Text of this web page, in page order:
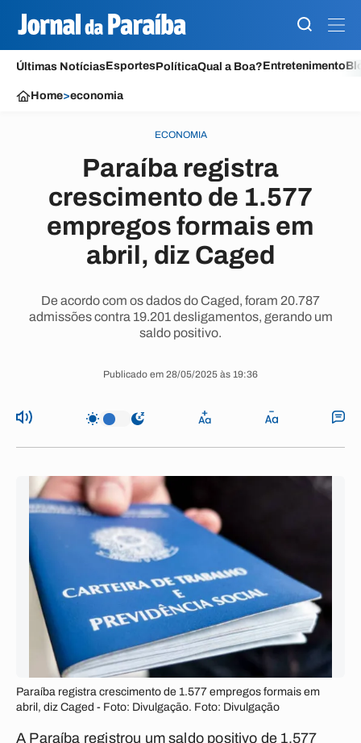
Últimas NotíciasEsportesPolíticaQual a Boa?Entretenimento
Home>economia
ECONOMIA
Paraíba registra
crescimento de 1.577
empregos formais em
abril, diz Caged
De acordo com os dados do Caged, foram 20.787
admissões contra 19.201 desligamentos, gerando um
saldo positivo.
Publicado em 28/05/2025 às 19:36
Paraíba registra crescimento de 1.577 empregos formais em
abril, diz Caged - Foto: Divulgação. Foto: Divulgação
A Paraíba registrou um saldo positivo de 1.577